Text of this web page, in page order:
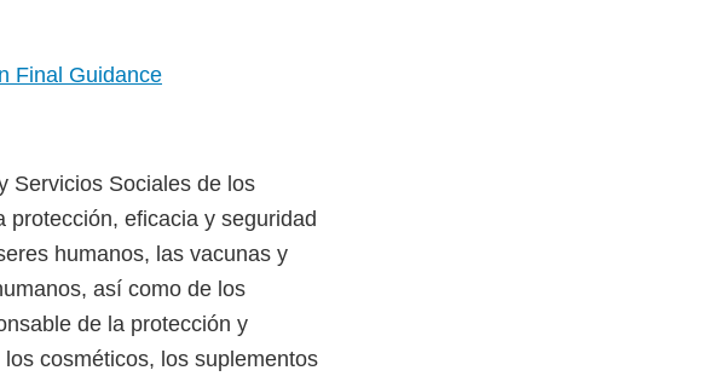
Final Guidance
Servicios Sociales de los
protección, eficacia y seguridad
humanos, las vacunas y
así como de los
de la protección y
cosméticos, los suplementos